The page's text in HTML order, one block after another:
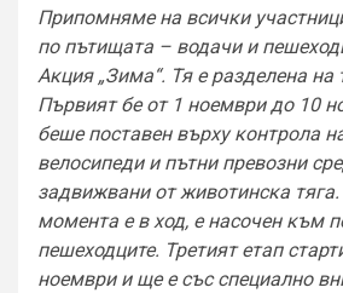
Припомняме на всички
по пътищата – водачи и
Акция „Зима“. Тя е разделена на
Първият бе от 1 ноември до 10
беше поставен върху контрола
велосипеди и пътни превозни
задвижвани от животинска
момента е в ход, е насочен към
пешеходците. Третият етап
ноември и ще е със специално